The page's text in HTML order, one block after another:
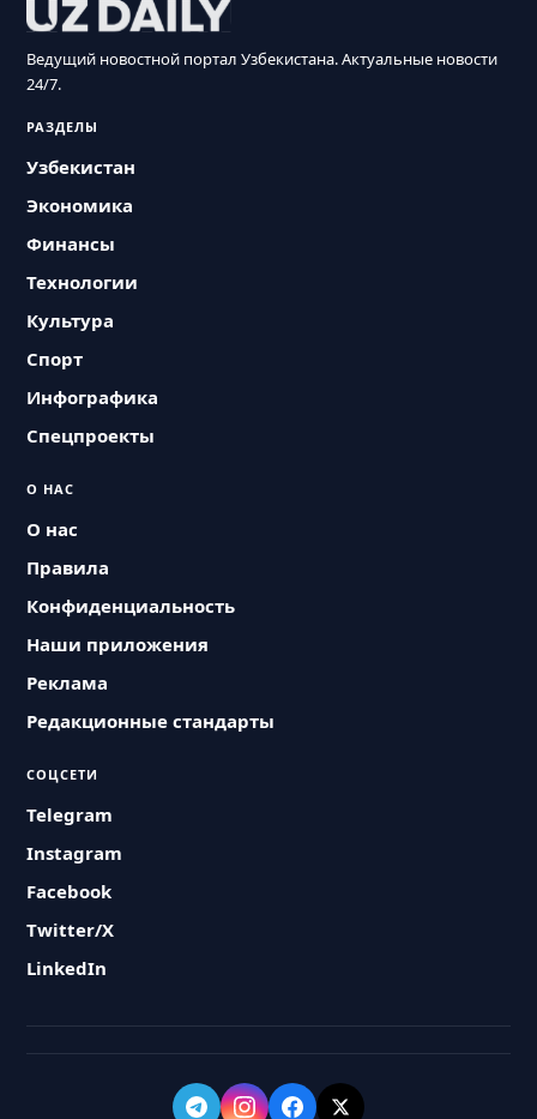
Ведущий новостной портал Узбекистана. Актуальные новости
24/7.
РАЗДЕЛЫ
Узбекистан
Экономика
Финансы
Технологии
Культура
Спорт
Инфографика
Спецпроекты
О НАС
О нас
Правила
Конфиденциальность
Наши приложения
Реклама
Редакционные стандарты
СОЦСЕТИ
Telegram
Instagram
Facebook
Twitter/X
LinkedIn